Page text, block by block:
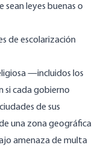
leyes buenas o
de escolarización
—incluidos los
si cada gobierno
de sus
una zona geográfica
amenaza de multa